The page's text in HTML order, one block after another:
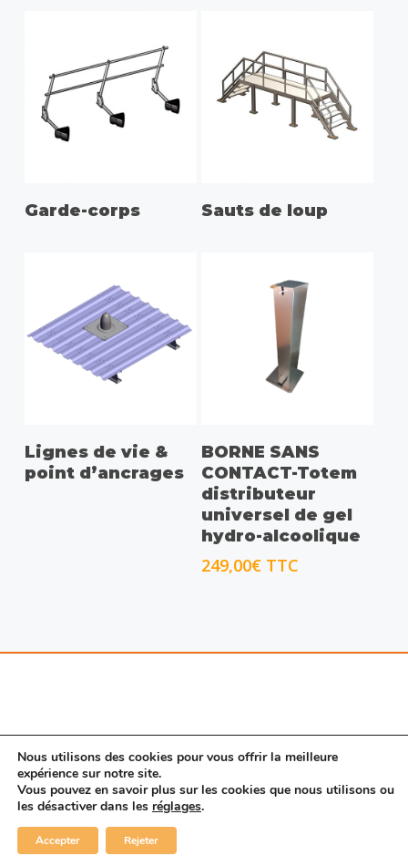
Garde-corps Sauts de loup
Lignes de vie &
point d’ancrages
BORNE SANS
CONTACT-Totem
distributeur
universel de gel
hydro-alcoolique
249,00€ TTC
© 2026 Porte SAS. |Mentions légales|Nous
linkedin
Nous utilisons des cookies pour vous offrir la meilleure
expérience sur notre site.
Vous pouvez en savoir plus sur les cookies que nous utilisons ou
les désactiver dans les réglages.
Accepter Rejeter